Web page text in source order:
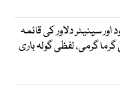
سینیٹر دلاور کی قائمہ
گرمی، لفظی گولہ باری